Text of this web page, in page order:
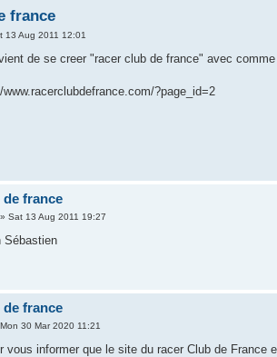
france
13 Aug 2011 12:01
de se creer "racer club de france" avec
?page_id=2
de france
» Sat 13 Aug 2011 19:27
Sébastien
de france
30 Mar 2020 11:21
vous informer que le site du racer Club de France